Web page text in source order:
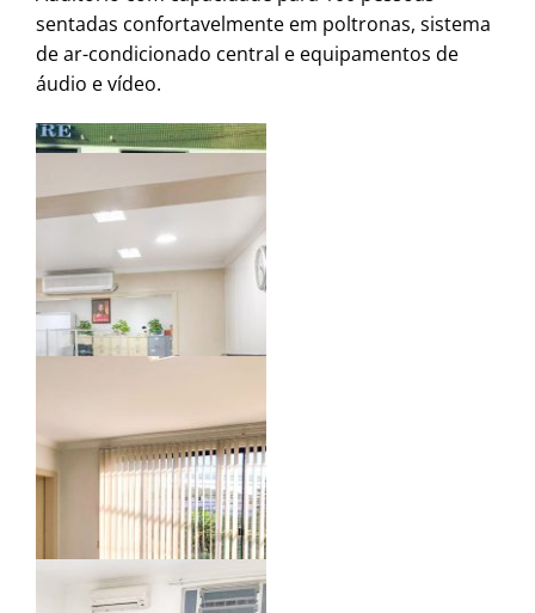
sentadas confortavelmente em poltronas, sistema
de ar-condicionado central e equipamentos de
áudio e vídeo.
01